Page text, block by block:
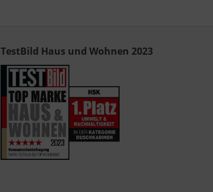
TestBild Haus und Wohnen 2023